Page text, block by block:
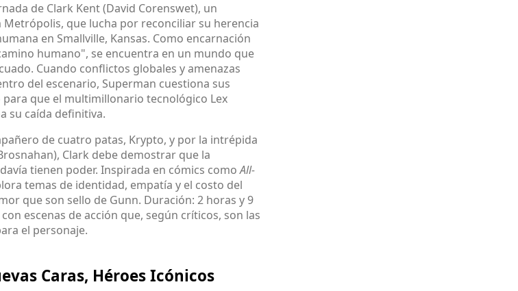
de Clark Kent (David Corenswet), un
que lucha por reconciliar su herencia
en Smallville, Kansas. Como encarnación
humano", se encuentra en un mundo que
Cuando conflictos globales y amenazas
del escenario, Superman cuestiona sus
que el multimillonario tecnológico Lex
su caída definitiva.
de cuatro patas, Krypto, y por la intrépida
Clark debe demostrar que la
tienen poder. Inspirada en cómics comoAll-
temas de identidad, empatía y el costo del
que son sello de Gunn. Duración: 2 horas y 9
escenas de acción que, según críticos, son las
el personaje.
Caras, Héroes Icónicos